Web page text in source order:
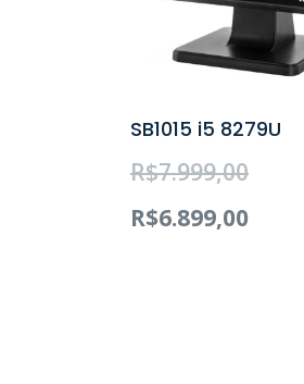
SB1015 i5 8279U
R$7.999,00
R$6.899,00